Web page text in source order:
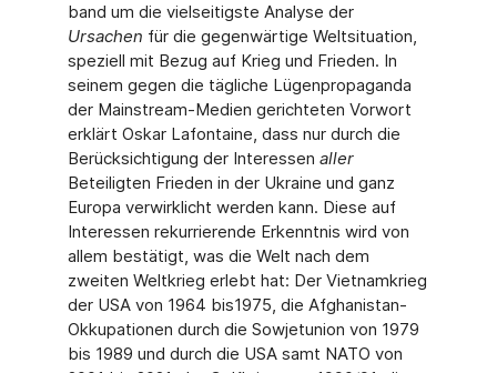
band um die vielseitigste Analyse der
Ursachen für die gegenwärtige Weltsituation,
speziell mit Bezug auf Krieg und Frieden. In
seinem gegen die tägliche Lügenpropaganda
der Main­stream-Medien gerichteten Vorwort
erklärt Oskar Lafontaine, dass nur durch die
Berück­sichtigung der Interessen aller
Beteiligten Frieden in der Ukraine und ganz
Europa verwirk­licht werden kann. Diese auf
Interessen rekurrierende Erkenntnis wird von
allem bestätigt, was die Welt nach dem
zweiten Weltkrieg erlebt hat: Der Vietnamkrieg
der USA von 1964 bis1975, die Afghanistan-
Okkupationen durch die Sowjetunion von 1979
bis 1989 und durch die USA samt NATO von